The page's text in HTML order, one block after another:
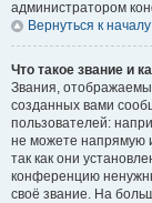
администратором
Вернуться к началу
Что такое звание и
Звания,
созданных вами
пользователей:
не можете напрямую
так как они
конференцию
своё звание. На